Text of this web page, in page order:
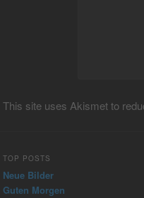
This site uses Akismet to
TOP POSTS
Neue Bilder
Guten Morgen